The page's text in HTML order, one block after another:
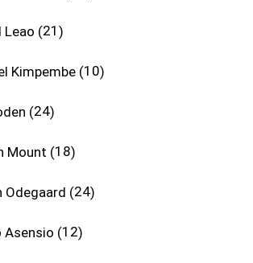
Leao 21
Kimpembe 10
24
Mount 18
Odegaard 24
Asensio 12